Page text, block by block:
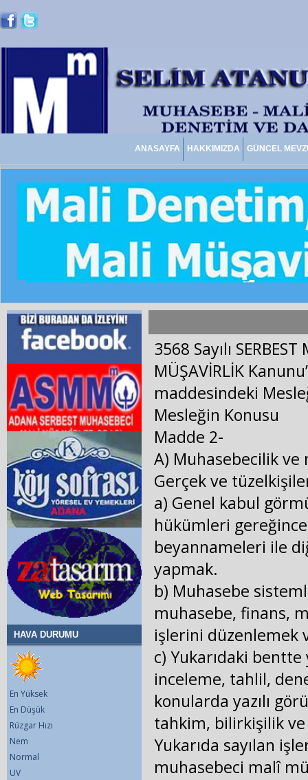
ANASAYFA HAKKIMIZDA GÜNCEL
HAVA DURUMU
En Yüksek
En Düşük
Rüzgar Hızı
Nem
Normal
UV
3568 Sayılı
MÜŞAVİRLİK
maddesindeki
Mesleğin Konusu
Madde 2-
A) Muhasebecilik
Gerçek ve
a) Genel kabul
hükümleri
beyannameleri ile
yapmak.
b) Muhasebe
muhasebe, finans,
işlerini düzenlemek
c) Yukarıdaki
inceleme, tahlil,
konularda yazılı
tahkim, bilirkişilik
Yukarıda sayılan
muhasebeci malî